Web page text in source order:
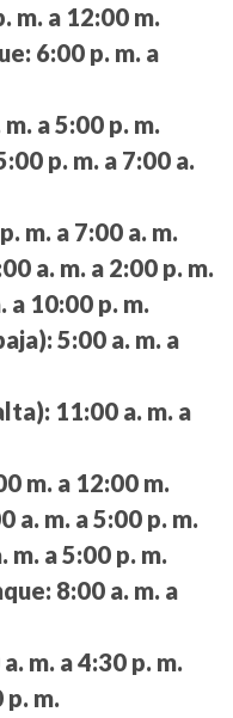
m. a 12:00 m.
6:00 p. m. a
a 5:00 p. m.
p. m. a 7:00 a.
m. a 7:00 a. m.
a. m. a 2:00 p. m.
a 10:00 p. m.
5:00 a. m. a
11:00 a. m. a
m. a 12:00 m.
a. m. a 5:00 p. m.
m. a 5:00 p. m.
8:00 a. m. a
m. a 4:30 p. m.
p. m.